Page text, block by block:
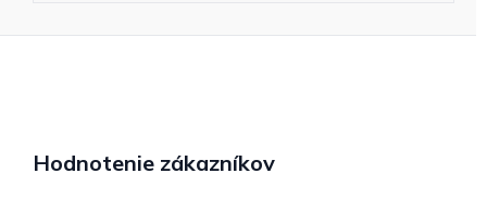
Hodnotenie zákazníkov